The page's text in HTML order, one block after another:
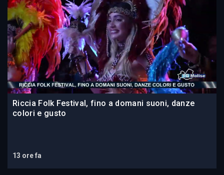
Riccia Folk Festival, fino a domani suoni, danze
colori e gusto
13 ore fa